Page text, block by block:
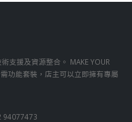
支援及資源整合。 MAKE YOUR
功能套裝，店主可以立即擁有專屬
94077473